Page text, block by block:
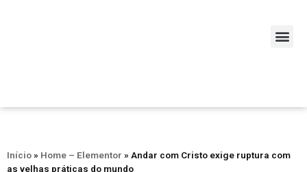
Início» Home – Elementor » Andar com Cristo exige ruptura com
as velhas práticas do mundo